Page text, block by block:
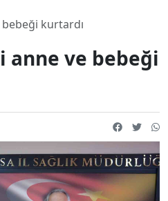
kurtardı
anne ve bebeği